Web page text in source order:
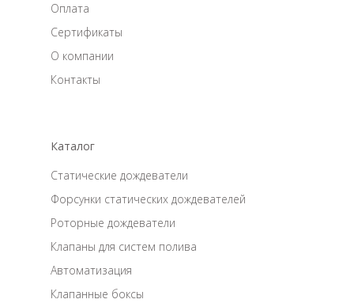
Оплата
Сертификаты
О компании
Контакты
Статические дождеватели
Форсунки статических дождевателей
Роторные дождеватели
Клапаны для систем полива
Автоматизация
Клапанные боксы
Каталог